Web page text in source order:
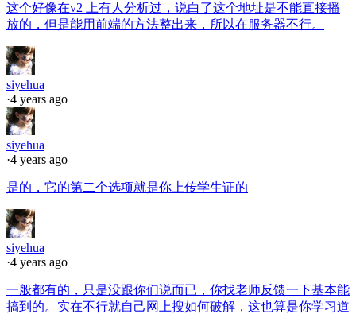
这个好像在v2 上有人分析过，说白了这个地址是不能直接播
放的，但是能用前端的方法整出来，所以在服务器不行。
siyehua
·4 years ago
siyehua
·4 years ago
是的，它的第二个选项就是你上传学生证的
siyehua
·4 years ago
一般都有的，只是没跟你们说而已，你找老师反馈一下基本能
搞到的。实在不行就自己网上搜如何破解，这也算是你学习道